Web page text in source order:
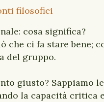
filosofici
cosa significa?
che ci fa stare bene;
del gruppo.
giusto? Sappiamo
la capacità critica